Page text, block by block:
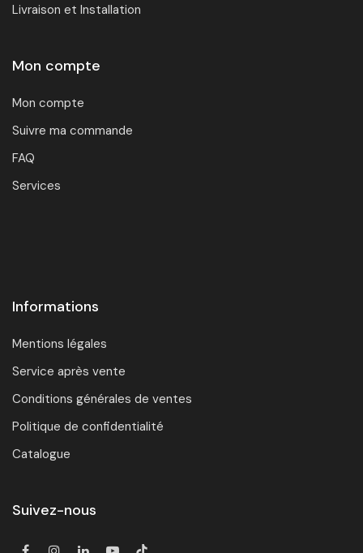
Livraison et Installation
Mon compte
Mon compte
Suivre ma commande
FAQ
Services
Informations
Mentions légales
Service après vente
Conditions générales de ventes
Politique de confidentialité
Catalogue
Suivez-nous